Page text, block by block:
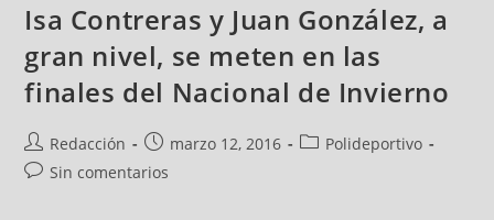
Isa Contreras y Juan González, a
gran nivel, se meten en las
finales del Nacional de Invierno
Redacción marzo 12, 2016
Polideportivo
Sin comentarios